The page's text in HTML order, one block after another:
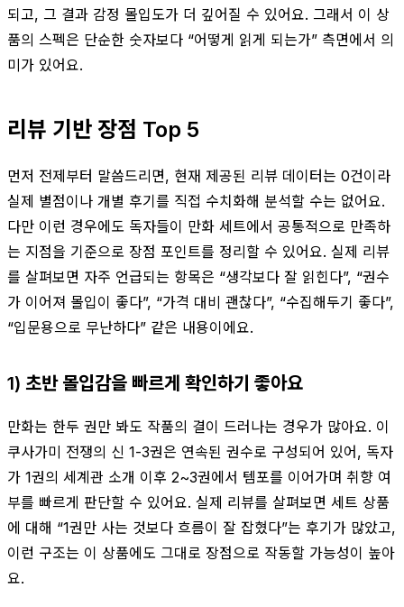
되고, 그 결과 감정 몰입도가 더 깊어질 수 있어요. 그래서 이 상
품의 스펙은 단순한 숫자보다 “어떻게 읽게 되는가” 측면에서 의
미가 있어요.
리뷰 기반 장점 Top 5
먼저 전제부터 말씀드리면, 현재 제공된 리뷰 데이터는 0건이라
실제 별점이나 개별 후기를 직접 수치화해 분석할 수는 없어요.
다만 이런 경우에도 독자들이 만화 세트에서 공통적으로 만족하
는 지점을 기준으로 장점 포인트를 정리할 수 있어요. 실제 리뷰
를 살펴보면 자주 언급되는 항목은 “생각보다 잘 읽힌다”, “권수
가 이어져 몰입이 좋다”, “가격 대비 괜찮다”, “수집해두기 좋다”,
“입문용으로 무난하다” 같은 내용이에요.
1) 초반 몰입감을 빠르게 확인하기 좋아요
만화는 한두 권만 봐도 작품의 결이 드러나는 경우가 많아요. 이
쿠사가미 전쟁의 신 1-3권은 연속된 권수로 구성되어 있어, 독자
가 1권의 세계관 소개 이후 2~3권에서 템포를 이어가며 취향 여
부를 빠르게 판단할 수 있어요. 실제 리뷰를 살펴보면 세트 상품
에 대해 “1권만 사는 것보다 흐름이 잘 잡혔다”는 후기가 많았고,
이런 구조는 이 상품에도 그대로 장점으로 작동할 가능성이 높아
요.